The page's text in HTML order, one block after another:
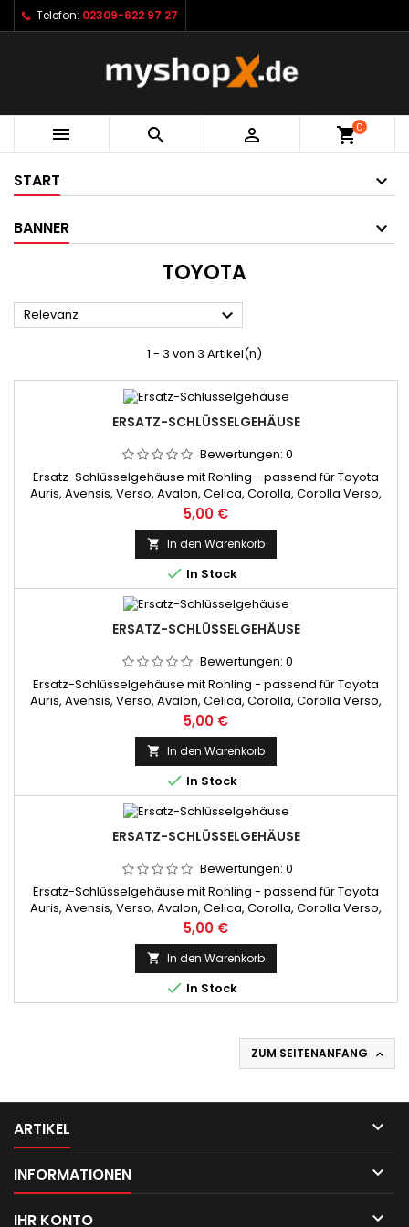
Telefon: 02309-622 97 27
   shopping_cart0
START
BANNER
TOYOTA
Relevanz 
1 - 3 von 3 Artikel(n)
ERSATZ-SCHLÜSSELGEHÄUSE
Bewertungen: 0
Ersatz-Schlüsselgehäuse mit Rohling - passend für Toyota
Auris, Avensis, Verso, Avalon, Celica, Corolla, Corolla Verso,
Hilux, Land Cruiser, RAV4, Prius, Sienna, Tundra, Urban, Cruiser,
Yaris (Verso) - 3 Tasten
Preis
5,00 €
 In den Warenkorb
 In Stock
ERSATZ-SCHLÜSSELGEHÄUSE
Bewertungen: 0
Ersatz-Schlüsselgehäuse mit Rohling - passend für Toyota
Auris, Avensis, Verso, Avalon, Celica, Corolla, Corolla Verso,
Hilux, Land Cruiser, RAV4, Prius, Sienna, Tundra, Urban, Cruiser,
Yaris (Verso) - 3 Tasten
Preis
5,00 €
 In den Warenkorb
 In Stock
ERSATZ-SCHLÜSSELGEHÄUSE
Bewertungen: 0
Ersatz-Schlüsselgehäuse mit Rohling - passend für Toyota
Auris, Avensis, Verso, Avalon, Celica, Corolla, Corolla Verso,
Hilux, Land Cruiser, RAV4, Prius, Sienna, Tundra, Urban, Cruiser,
Yaris (Verso) - 3 Tasten
Preis
5,00 €
 In den Warenkorb
 In Stock
ZUM SEITENANFANG 
ARTIKEL 
INFORMATIONEN 
IHR KONTO 